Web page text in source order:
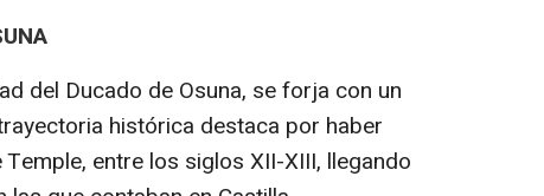
del Ducado de Osuna, se forja con un
histórica destaca por haber
entre los siglos XII-XIII, llegando